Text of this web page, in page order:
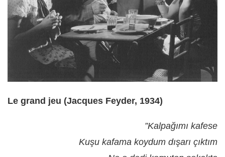
Le grand jeu (Jacques Feyder, 1934)
”Kalpağımı kafese
Kuşu kafama koydum dışarı çıktım